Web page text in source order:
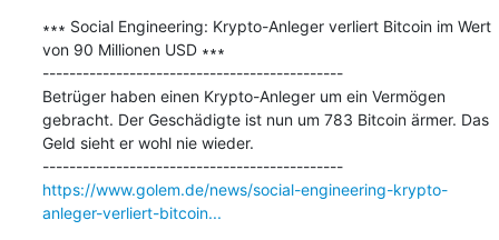
∗∗∗ Social Engineering: Krypto-Anleger verliert Bitcoin im Wert
von 90 Millionen USD ∗∗∗
---------------------------------------------
Betrüger haben einen Krypto-Anleger um ein Vermögen
gebracht. Der Geschädigte ist nun um 783 Bitcoin ärmer. Das
Geld sieht er wohl nie wieder.
---------------------------------------------
https://www.golem.de/news/social-engineering-krypto-
anleger-verliert-bitcoin...